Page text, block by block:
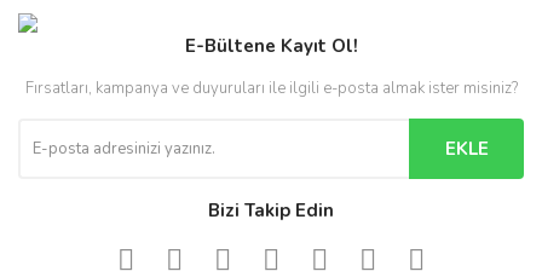
E-Bültene Kayıt Ol!
Fırsatları, kampanya ve duyuruları ile ilgili e-posta almak ister misiniz?
EKLE
Bizi Takip Edin